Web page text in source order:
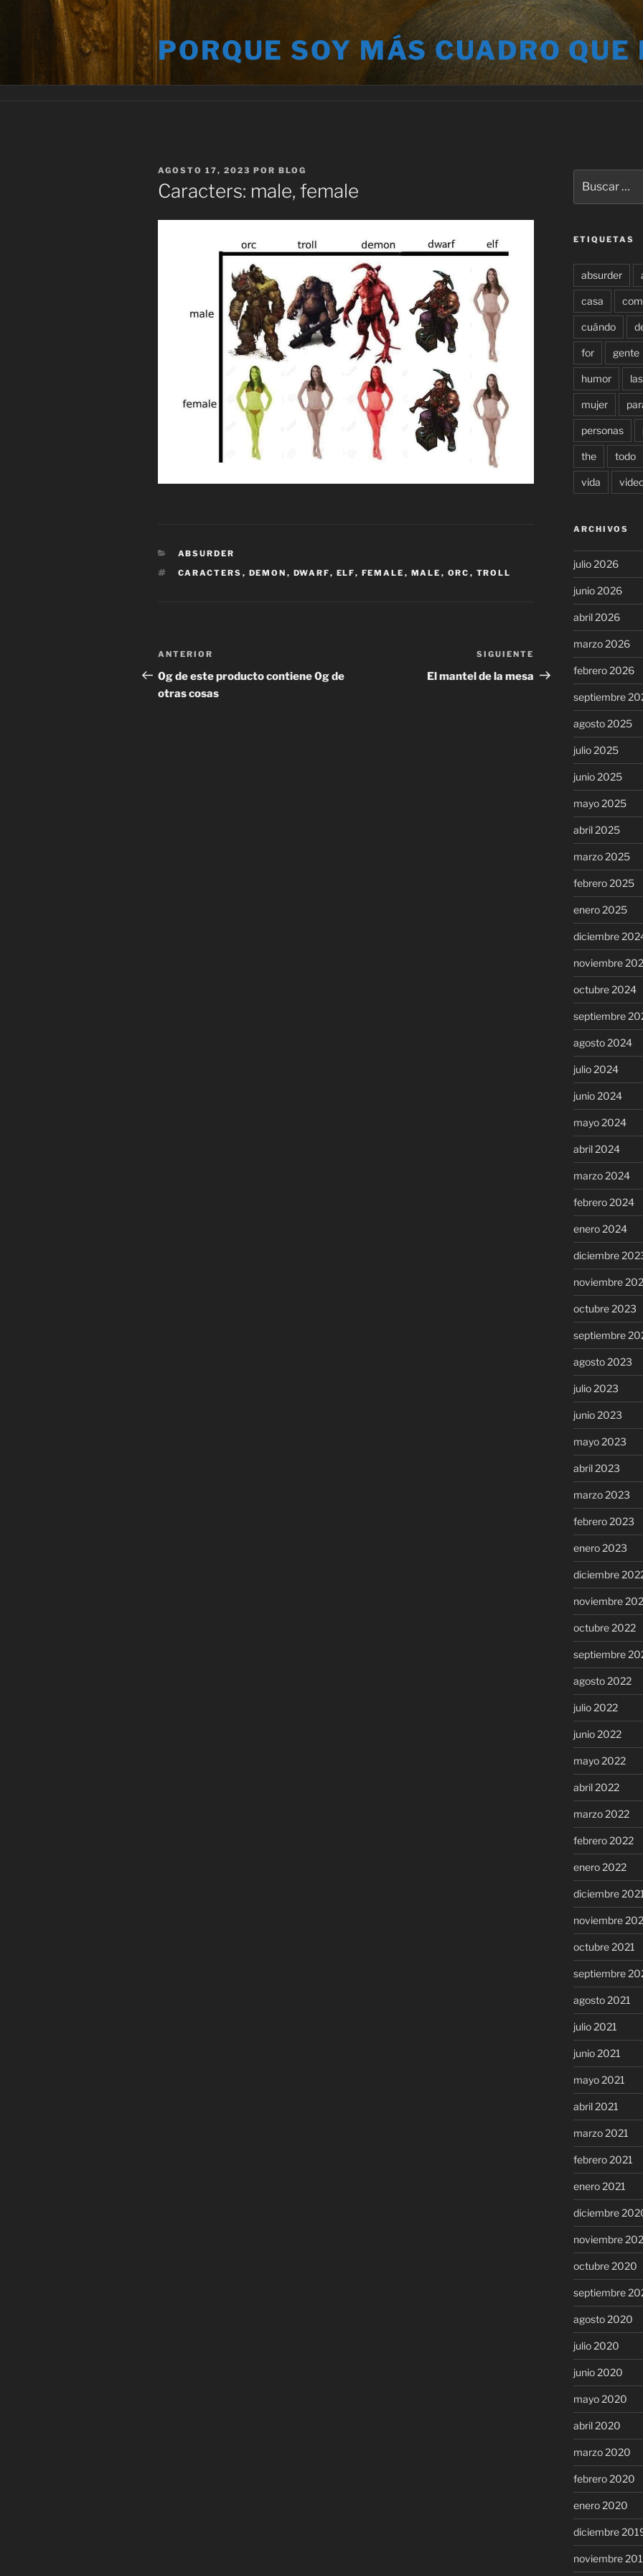
PORQUE SOY MÁS CUADRO QUE
PUBLICADO
EL
AGOSTO 17, 2023 POR BLOG
Caracters: male, female
CATEGORÍAS
ABSURDER
ETIQUETAS
CARACTERS , DEMON , DWARF, ELF, FEMALE , MALE , ORC , TROLL
Navegación
de
entradas
Entrada
anterior:
ANTERIOR
0g de este producto contiene 0g de
otras cosas
Siguiente
entrada
SIGUIENTE
El mantel de la mesa
por:
ETIQUETAS
absurder
casa
cuándo
for gente
humor las
mujer
personas
the todo
vida
ARCHIVOS
julio 2026
junio 2026
abril 2026
marzo 2026
febrero 2026
septiembre
agosto 2025
julio 2025
junio 2025
mayo 2025
abril 2025
marzo 2025
febrero 2025
enero 2025
diciembre
noviembre
octubre 2024
septiembre
agosto 2024
julio 2024
junio 2024
mayo 2024
abril 2024
marzo 2024
febrero 2024
enero 2024
diciembre
noviembre
octubre 2023
septiembre
agosto 2023
julio 2023
junio 2023
mayo 2023
abril 2023
marzo 2023
febrero 2023
enero 2023
diciembre
noviembre
octubre 2022
septiembre
agosto 2022
julio 2022
junio 2022
mayo 2022
abril 2022
marzo 2022
febrero 2022
enero 2022
diciembre 2021
noviembre
octubre 2021
septiembre
agosto 2021
julio 2021
junio 2021
mayo 2021
abril 2021
marzo 2021
febrero 2021
enero 2021
diciembre
noviembre
octubre 2020
septiembre
agosto 2020
julio 2020
junio 2020
mayo 2020
abril 2020
marzo 2020
febrero 2020
enero 2020
diciembre
noviembre